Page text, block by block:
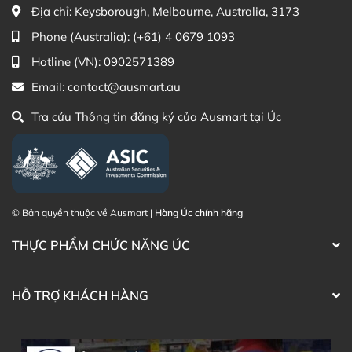
Điện thoại liên hệ đặt hàng:0902.571.389
Thạc sĩ Điều dưỡng & Cố vấn sản
phẩm Lily Huỳnh
Địa chỉ: Keysborough, Melbourne, Australia, 3173
Phone (Australia): (+61) 4 0679 1093
Hotline (VN): 0902571389
Email: contact@ausmart.au
Tra cứu Thông tin đăng ký của Ausmart tại Úc
© Bản quyền thuộc về Ausmart | Hàng Úc chính hãng
THỰC PHẨM CHỨC NĂNG ÚC
HỖ TRỢ KHÁCH HÀNG